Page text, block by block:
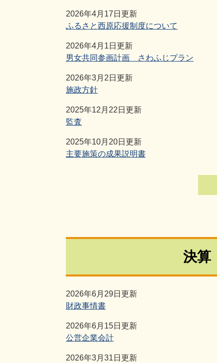
2026年4月17日更新
ふるさと西原応援制度について
2026年4月1日更新
男女共同参画計画 さわふじプラン
2026年3月2日更新
施政方針
2025年12月22日更新
監査
2025年10月20日更新
主要施策の成果説明書
決算
2026年6月29日更新
財政事情書
2026年6月15日更新
公営企業会計
2026年3月31日更新